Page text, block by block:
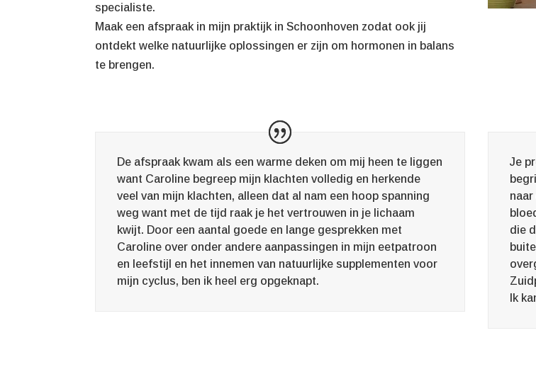
specialiste.
Maak een afspraak in mijn praktijk in Schoonhoven zodat ook jij
ontdekt welke natuurlijke oplossingen er zijn om hormonen in balans
te brengen.
De afspraak kwam als een warme deken om mij heen te liggen
want Caroline begreep mijn klachten volledig en herkende
veel van mijn klachten, alleen dat al nam een hoop spanning
weg want met de tijd raak je het vertrouwen in je lichaam
kwijt. Door een aantal goede en lange gesprekken met
Caroline over onder andere aanpassingen in mijn eetpatroon
en leefstijl en het innemen van natuurlijke supplementen voor
mijn cyclus, ben ik heel erg opgeknapt.
Je
die
Ik